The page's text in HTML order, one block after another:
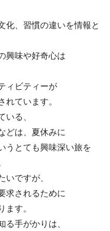
化、習慣の違いを情報と
興味や好奇心は
ィビティーが
れています。
いる、
どは、夏休みに
うとても興味深い旅を
いですが、
求されるために
ます。
手がかりは、